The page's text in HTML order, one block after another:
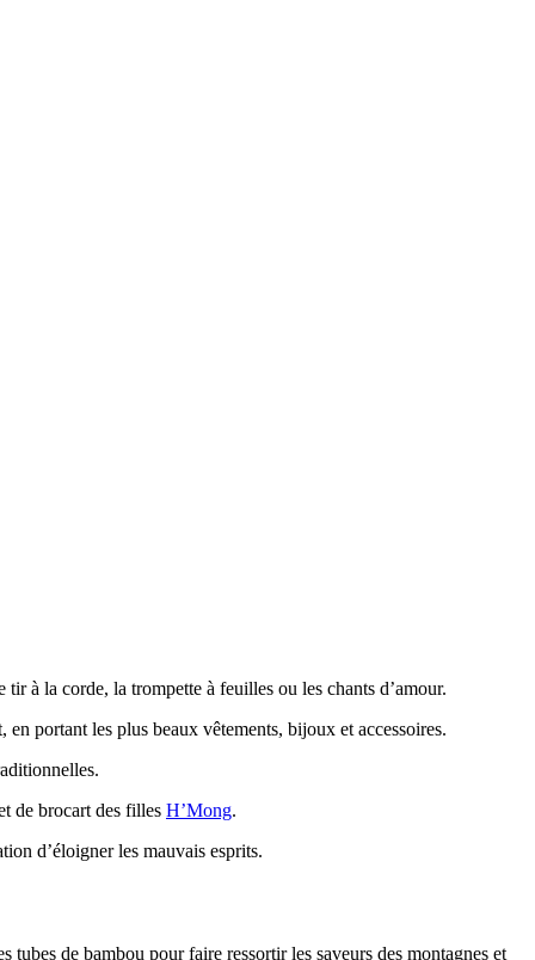
à la corde, la trompette à feuilles ou les chants d’amour.
en portant les plus beaux vêtements, bijoux et accessoires.
de brocart des filles H’Mong.
d’éloigner les mauvais esprits.
de bambou pour faire ressortir les saveurs des montagnes et